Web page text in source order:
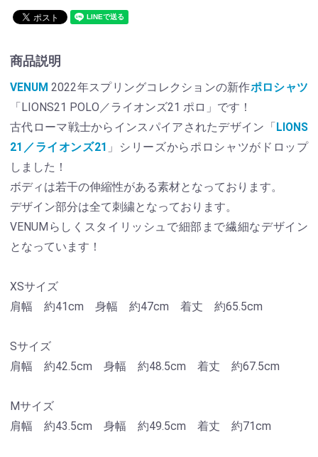
商品説明
VENUM 2022年スプリングコレクションの新作ポロシャツ
「LIONS21 POLO／ライオンズ21 ポロ」です！
古代ローマ戦士からインスパイアされたデザイン「 LIONS
21／ライオンズ21 」シリーズからポロシャツがドロップ
しました！
ボディは若干の伸縮性がある素材となっております。
デザイン部分は全て刺繍となっております。
VENUMらしくスタイリッシュで細部まで繊細なデザイン
となっています！
XSサイズ
肩幅 約41cm 身幅 約47cm 着丈 約65.5cm
Sサイズ
肩幅 約42.5cm 身幅 約48.5cm 着丈 約67.5cm
Mサイズ
肩幅 約43.5cm 身幅 約49.5cm 着丈 約71cm